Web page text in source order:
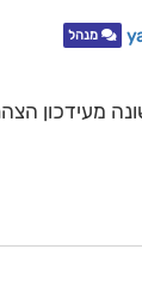
מנהל
מעידכון